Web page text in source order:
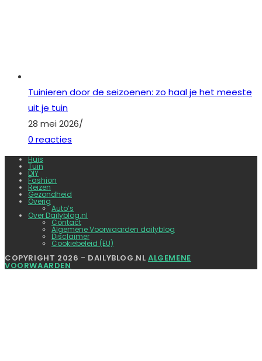
Tuinieren door de seizoenen: zo haal je het meeste
uit je tuin
28 mei 2026/
0 reacties
Huis
Tuin
DIY
Fashion
Reizen
Gezondheid
Overig
Auto’s
Over Dailyblog.nl
Contact
Algemene Voorwaarden dailyblog
Disclaimer
Cookiebeleid (EU)
COPYRIGHT 2026 - DAILYBLOG.NLALGEMENE
VOORWAARDEN